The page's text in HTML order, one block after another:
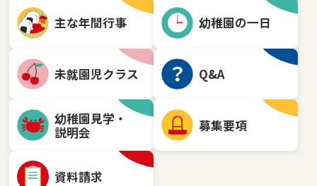
主な年間行事 幼稚園の一日
未就園児クラス Q&A
幼稚園見学・
説明会
募集要項
資料請求